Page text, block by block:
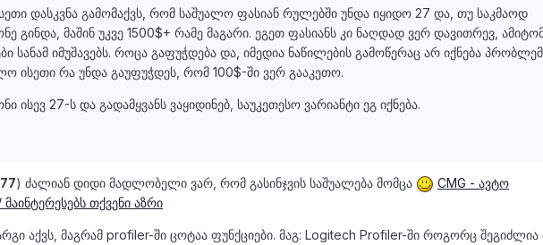
დასკვნა გამომაქვს, რომ საშუალო ფასიან რულებში უნდა იყიდო 27 და, თუ საკმაოდ
გინდა, მაშინ უკვე 1500$+ რამე მაგარი. ეგეთ ფასიანს კი ნაღდად ვერ დავითრევ,
სანამ იმუშავებს. როცა გაფუჭდება და, იმედია ნაწილების გამოწერაც არ იქნება
რა უნდა გაუფუჭდეს, რომ 100$-ში ვერ გააკეთო.
ისევ 27-ს და გადამყვანს ვაყიდინებ, საუკეთესო ვარიანტი ეგ იქნება.
) ძალიან დიდი მადლობელი ვარ, რომ გასინჯვის საშუალება მომცა
CMG - ავტო
თქვენი აზრი
აქვს, მაგრამ profiler-ში ცოტაა ფუნქციები. მაგ: Logitech Profiler-ში როგორც შეგიძლია